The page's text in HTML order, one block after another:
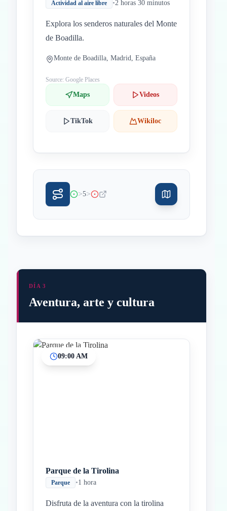
Actividad al aire libre •2 horas 30 minutos
Explora los senderos naturales del Monte
de Boadilla.
Monte de Boadilla, Madrid, España
Source: Google Places
Maps Videos
TikTok Wikiloc
>5>
DÍA 3
Aventura, arte y cultura
09:00 AM
Parque de la Tirolina
Parque •1 hora
Disfruta de la aventura con la tirolina